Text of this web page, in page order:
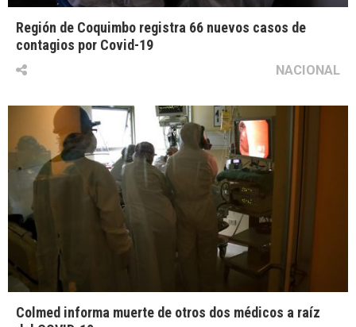
Región de Coquimbo registra 66 nuevos casos de
contagios por Covid-19
NACIONAL
Colmed informa muerte de otros dos médicos a raíz